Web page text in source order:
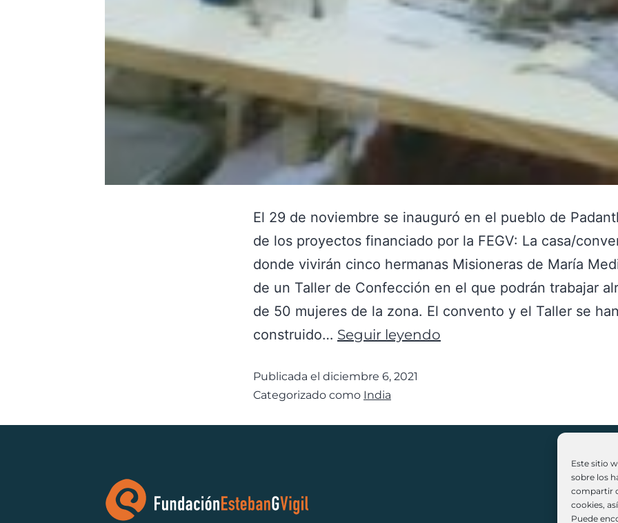
Este sitio
sobre los
compartir
cookies,
Puede
El 29 de noviembre se inauguró en el pueblo de
de los proyectos financiado por la FEGV: La casa/
donde vivirán cinco hermanas Misioneras de María
de un Taller de Confección en el que podrán trabajar
de 50 mujeres de la zona. El convento y el Taller se
construido… Seguir leyendo
Publicada el diciembre 6, 2021
Categorizado como India